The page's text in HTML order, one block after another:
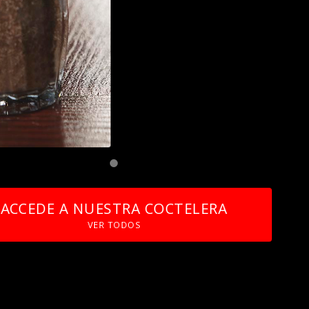
ACCEDE A NUESTRA COCTELERA
VER TODOS